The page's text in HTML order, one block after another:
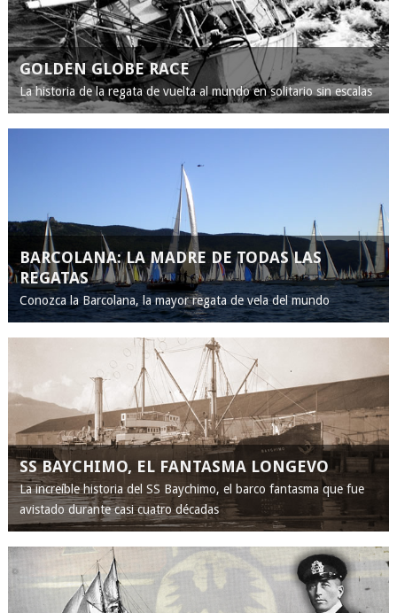
GOLDEN GLOBE RACE
La historia de la regata de vuelta al mundo en solitario sin escalas
BARCOLANA: LA MADRE DE TODAS LAS
REGATAS
Conozca la Barcolana, la mayor regata de vela del mundo
SS BAYCHIMO, EL FANTASMA LONGEVO
La increíble historia del SS Baychimo, el barco fantasma que fue
avistado durante casi cuatro décadas